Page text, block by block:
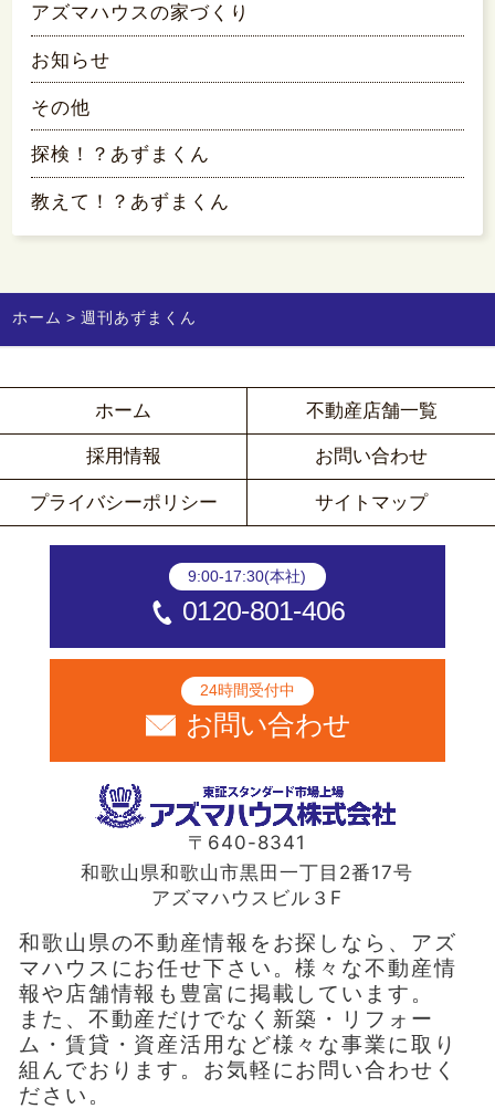
アズマハウスの家づくり
お知らせ
その他
探検！？あずまくん
教えて！？あずまくん
ホーム 週刊あずまくん
ホーム 不動産店舗一覧
採用情報 お問い合わせ
プライバシーポリシー サイトマップ
9:00-17:30(本社)
0120-801-406
24時間受付中
お問い合わせ
〒640-8341
和歌山県和歌山市黒田一丁目2番17号
アズマハウスビル３F
和歌山県の不動産情報をお探しなら、アズ
マハウスにお任せ下さい。様々な不動産情
報や店舗情報も豊富に掲載しています。
また、不動産だけでなく新築・リフォー
ム・賃貸・資産活用など様々な事業に取り
組んでおります。お気軽にお問い合わせく
ださい。